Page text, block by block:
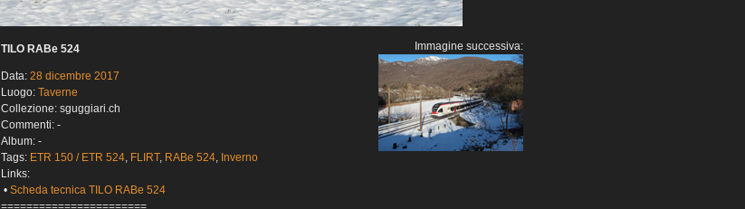
TILO RABe 524
Data: 28 dicembre 2017
Luogo: Taverne
Collezione: sguggiari.ch
Commenti: -
Album: -
Tags: ETR 150 / ETR 524, FLIRT, RABe 524, Inverno
Links:
• Scheda tecnica TILO RABe 524
Immagine successiva: